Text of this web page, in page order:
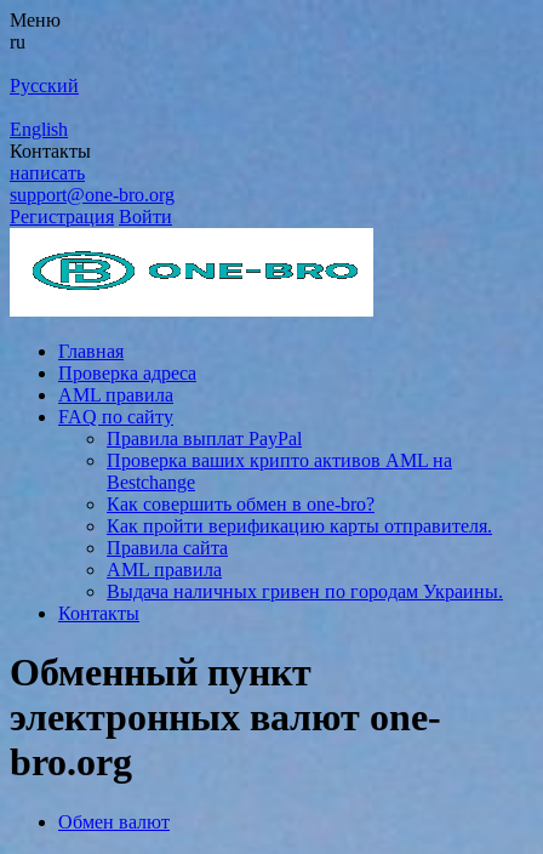
Меню
ru
Русский
English
Контакты
написать
support@one-bro.org
Регистрация Войти
Главная
Проверка адреса
AML правила
FAQ по сайту
Правила выплат PayPal
Проверка ваших крипто активов AML на
Bestchange
Как совершить обмен в one-bro?
Как пройти верификацию карты отправителя.
Правила сайта
AML правила
Выдача наличных гривен по городам Украины.
Контакты
Обменный пункт
электронных валют one-
bro.org
Обмен валют